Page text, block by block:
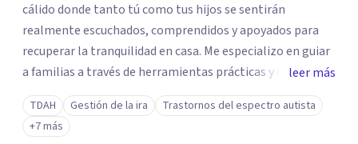
cálido donde tanto tú como tus hijos se sentirán
realmente escuchados, comprendidos y apoyados para
recuperar la tranquilidad en casa. Me especializo en guiar
a familias a través de herramientas prácticas y dinámicas
adaptadas a la edad de cada menor, dejando de lado las
etiquetas y los tecnicismos. Mi forma de trabajar se
centra en entender las emociones que hay detrás del
leer más
TDAH Gestión de la ira
Trastornos del espectro autista
+7 más